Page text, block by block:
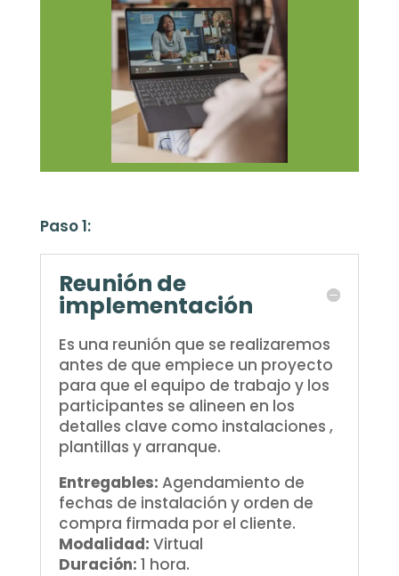
Paso 1:
Reunión de
implementación
Es una reunión que se realizaremos
antes de que empiece un proyecto
para que el equipo de trabajo y los
participantes se alineen en los
detalles clave como instalaciones ,
plantillas y arranque.
Entregables: Agendamiento de
fechas de instalación y orden de
compra firmada por el cliente.
Modalidad: Virtual
Duración: 1 hora.